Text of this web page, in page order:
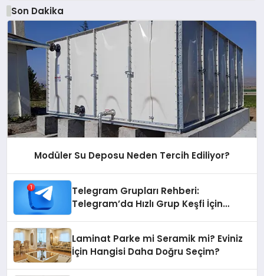
Son Dakika
Modüler Su Deposu Neden Tercih Ediliyor?
Telegram Grupları Rehberi:
Telegram’da Hızlı Grup Keşfi İçin
Laminat Parke mi Seramik mi? Eviniz
İçin Hangisi Daha Doğru Seçim?